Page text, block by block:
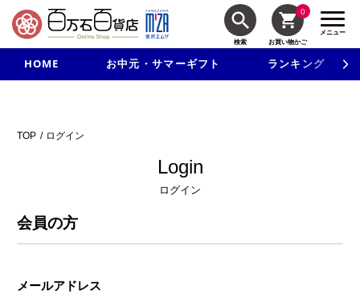
検索
0
お買い物かご
メニュー
HOME お中元・サマーギフト ランキング
新規入会で3千円以上で使える500円クーポンを進呈！
TOP ログイン
Login
ログイン
会員の方
メールアドレス